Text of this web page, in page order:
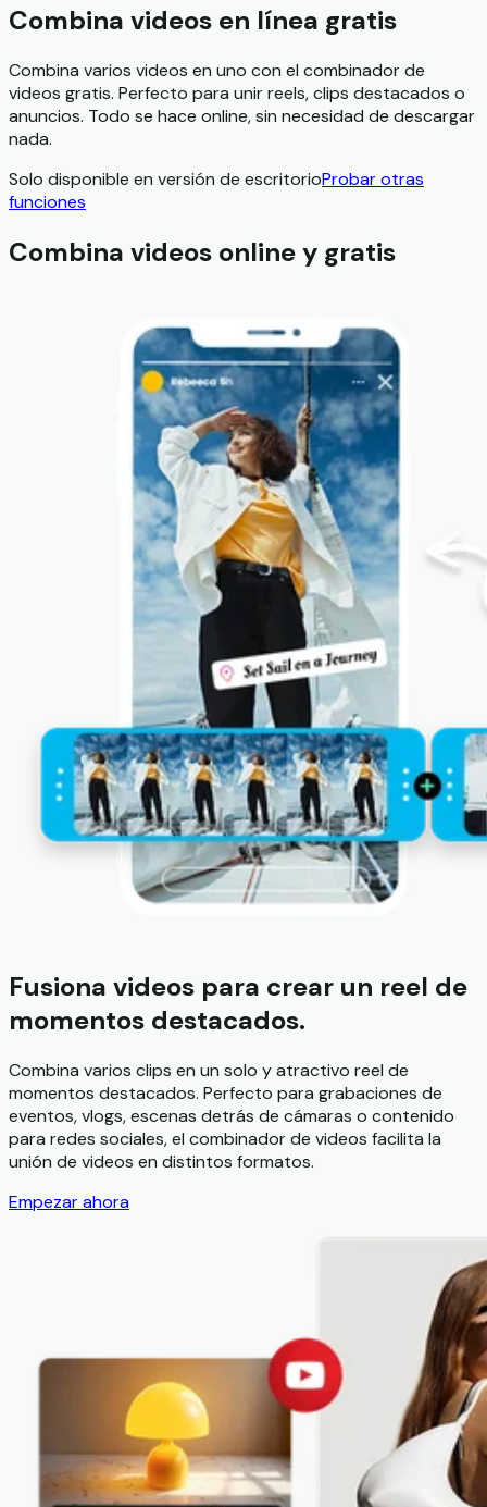
Combina videos en línea gratis
Combina varios videos en uno con el combinador de
videos gratis. Perfecto para unir reels, clips destacados o
anuncios. Todo se hace online, sin necesidad de descargar
nada.
Solo disponible en versión de escritorioProbar otras
funciones
Combina videos online y gratis
Fusiona videos para crear un reel de
momentos destacados.
Combina varios clips en un solo y atractivo reel de
momentos destacados. Perfecto para grabaciones de
eventos, vlogs, escenas detrás de cámaras o contenido
para redes sociales, el combinador de videos facilita la
unión de videos en distintos formatos.
Empezar ahora